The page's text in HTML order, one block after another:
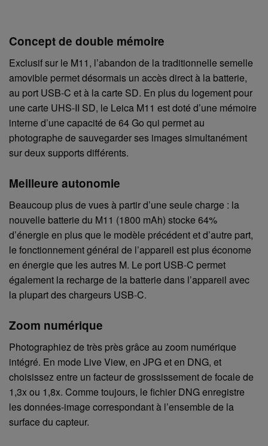
Concept de double mémoire
Exclusif sur le M11, l’abandon de la traditionnelle semelle
amovible permet désormais un accès direct à la batterie,
au port USB-C et à la carte SD. En plus du logement pour
une carte UHS-II SD, le Leica M11 est doté d’une mémoire
interne d’une capacité de 64 Go qui permet au
photographe de sauvegarder ses images simultanément
sur deux supports différents.
Meilleure autonomie
Beaucoup plus de vues à partir d’une seule charge : la
nouvelle batterie du M11 (1800 mAh) stocke 64%
d’énergie en plus que le modèle précédent et d’autre part,
le fonctionnement général de l’appareil est plus économe
en énergie que les autres M. Le port USB-C permet
également la recharge de la batterie dans l’appareil avec
la plupart des chargeurs USB-C.
Zoom numérique
Photographiez de très près grâce au zoom numérique
intégré. En mode Live View, en JPG et en DNG, et
choisissez entre un facteur de grossissement de focale de
1,3x ou 1,8x. Comme toujours, le fichier DNG enregistre
les données-image correspondant à l’ensemble de la
surface du capteur.